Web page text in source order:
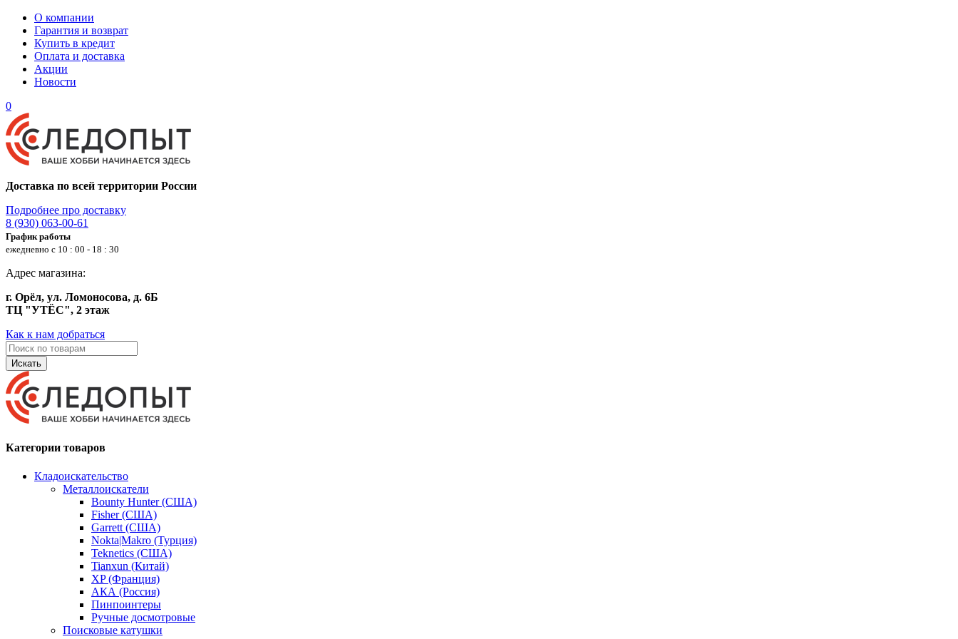
О компании
Гарантия и возврат
Купить в кредит
Оплата и доставка
Акции
Новости
0
Доставка по всей территории России
Подробнее про доставку
8 (930) 063-00-61
График работы
ежедневно с 10 : 00 - 18 : 30
Адрес магазина:
г. Орёл, ул. Ломоносова, д. 6Б
ТЦ "УТЁС", 2 этаж
Как к нам добраться
Искать
Категории товаров
Кладоискательство
Металлоискатели
Bounty Hunter (США)
Fisher (США)
Garrett (США)
Nokta|Makro (Турция)
Teknetics (США)
Tianxun (Китай)
XP (Франция)
АКА (Россия)
Пинпоинтеры
Ручные досмотровые
Поисковые катушки